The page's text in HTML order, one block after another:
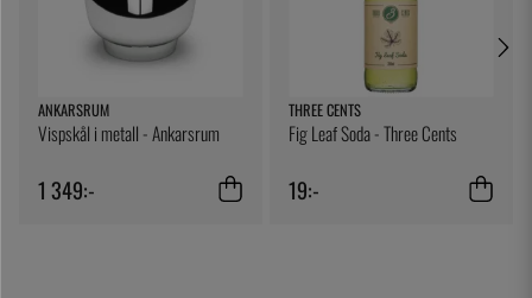
ANKARSRUM
Vispskål i metall - Ankarsrum
1 349:-
THREE CENTS
Fig Leaf Soda - Three Cents
19:-